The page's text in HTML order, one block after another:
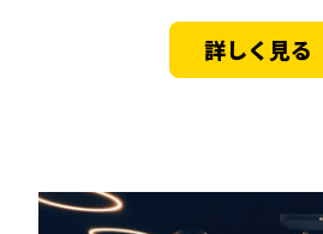
詳しく見る